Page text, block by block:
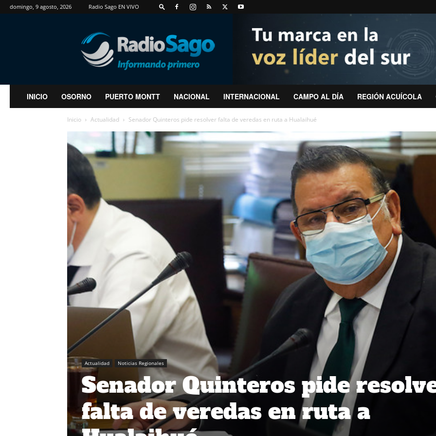
domingo, 9 agosto, 2026 Radio Sago EN VIVO
RadioSago
INICIO OSORNO PUERTO MONTT NACIONAL INTERNACIONAL CAMPO AL DÍA REGIÓN ACUÍCOLA
Inicio Actualidad Senador Quinteros pide resolver falta de veredas en ruta a Hualaihué
Actualidad Noticias Regionales
Senador Quinteros pide
falta de veredas en ruta a